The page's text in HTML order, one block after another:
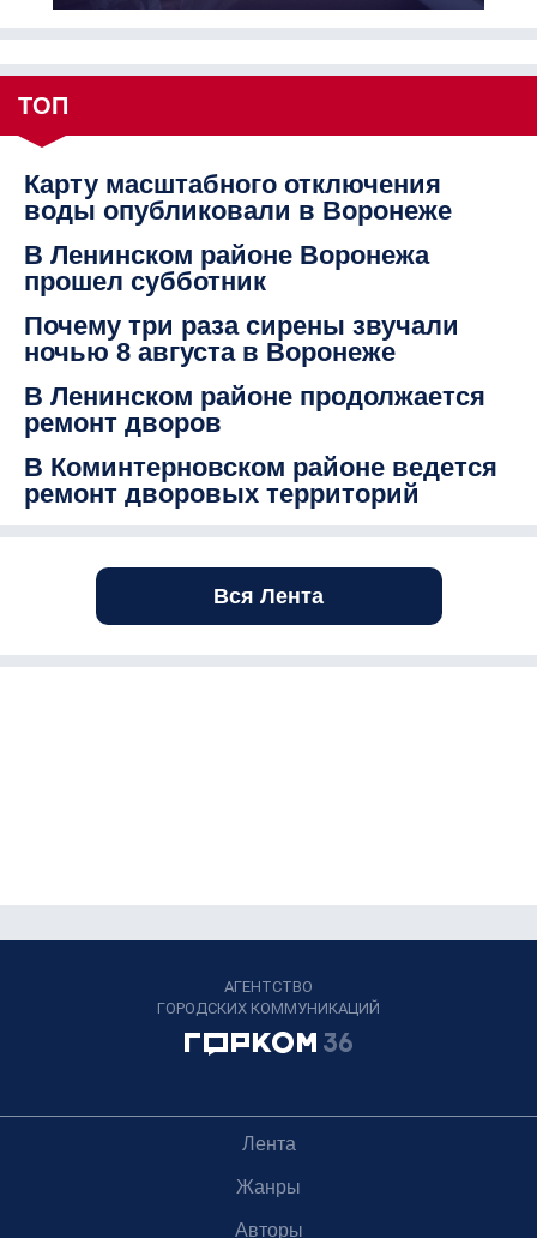
ТОП
Карту масштабного отключения
воды опубликовали в Воронеже
В Ленинском районе Воронежа
прошел субботник
Почему три раза сирены звучали
ночью 8 августа в Воронеже
В Ленинском районе продолжается
ремонт дворов
В Коминтерновском районе ведется
ремонт дворовых территорий
Вся Лента
АГЕНТСТВО
ГОРОДСКИХ КОММУНИКАЦИЙ
Лента
Жанры
Авторы